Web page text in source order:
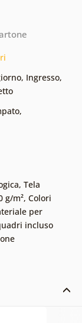
, Ingresso,
,
, Tela
g/m², Colori
per
incluso